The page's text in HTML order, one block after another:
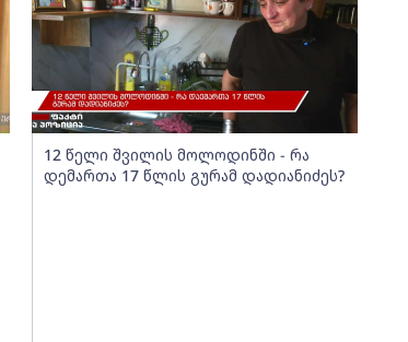
12 წელი შვილის მოლოდინში - რა
დემართა 17 წლის გურამ დადიანიძეს?